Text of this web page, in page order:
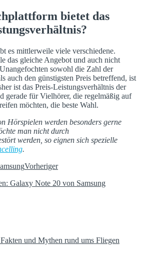
bietet das
es mittlerweile viele verschiedene.
das gleiche Angebot und auch nicht
sowohl die Zahl der
auch den günstigsten Preis betreffend, ist
ist das Preis-Leistungsverhältnis der
gerade für Vielhörer, die regelmäßig auf
möchten, die beste Wahl.
Hörspielen werden besonders gerne
man nicht durch
werden, so eignen sich spezielle
.
Vorheriger
Galaxy Note 20 von Samsung
und Mythen rund ums Fliegen